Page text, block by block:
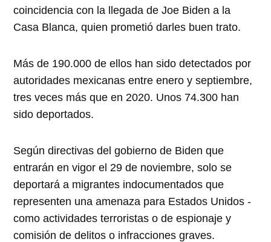
coincidencia con la llegada de Joe Biden a la
Casa Blanca, quien prometió darles buen trato.
Más de 190.000 de ellos han sido detectados por
autoridades mexicanas entre enero y septiembre,
tres veces más que en 2020. Unos 74.300 han
sido deportados.
Según directivas del gobierno de Biden que
entrarán en vigor el 29 de noviembre, solo se
deportará a migrantes indocumentados que
representen una amenaza para Estados Unidos -
como actividades terroristas o de espionaje y
comisión de delitos o infracciones graves.